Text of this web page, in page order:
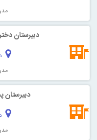
دبیرستان
دبیرستان